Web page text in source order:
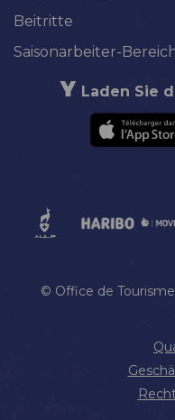
Beitritte
Saisonarbeiter-
Laden Sie
© Office de